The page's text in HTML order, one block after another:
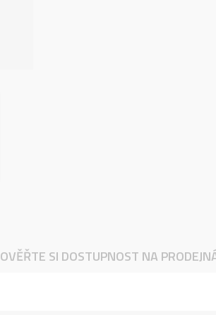
OVĚŘTE SI DOSTUPNOST NA